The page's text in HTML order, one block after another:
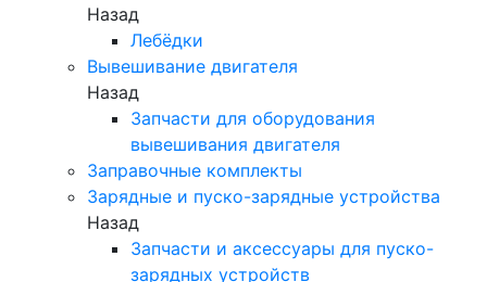
Назад
Лебёдки
Вывешивание двигателя
Назад
Запчасти для оборудования
вывешивания двигателя
Заправочные комплекты
Зарядные и пуско-зарядные устройства
Назад
Запчасти и аксессуары для пуско-
зарядных устройств